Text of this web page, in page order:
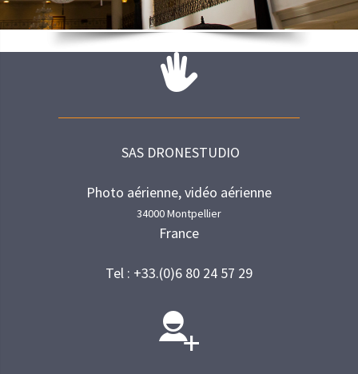
SAS DRONESTUDIO
Photo aérienne, vidéo aérienne
34000 Montpellier
France
Tel : +33.(0)6 80 24 57 29